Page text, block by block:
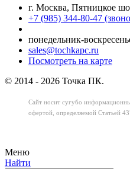
г. Москва, Пятницкое
+7 (985) 344-80-47
понедельник-
sales@tochkapc.ru
Посмотреть на карте
© 2014 - 2026 Точка ПК.
Сайт носит сугубо
офертой, определяемой Статьей
Меню
Найти